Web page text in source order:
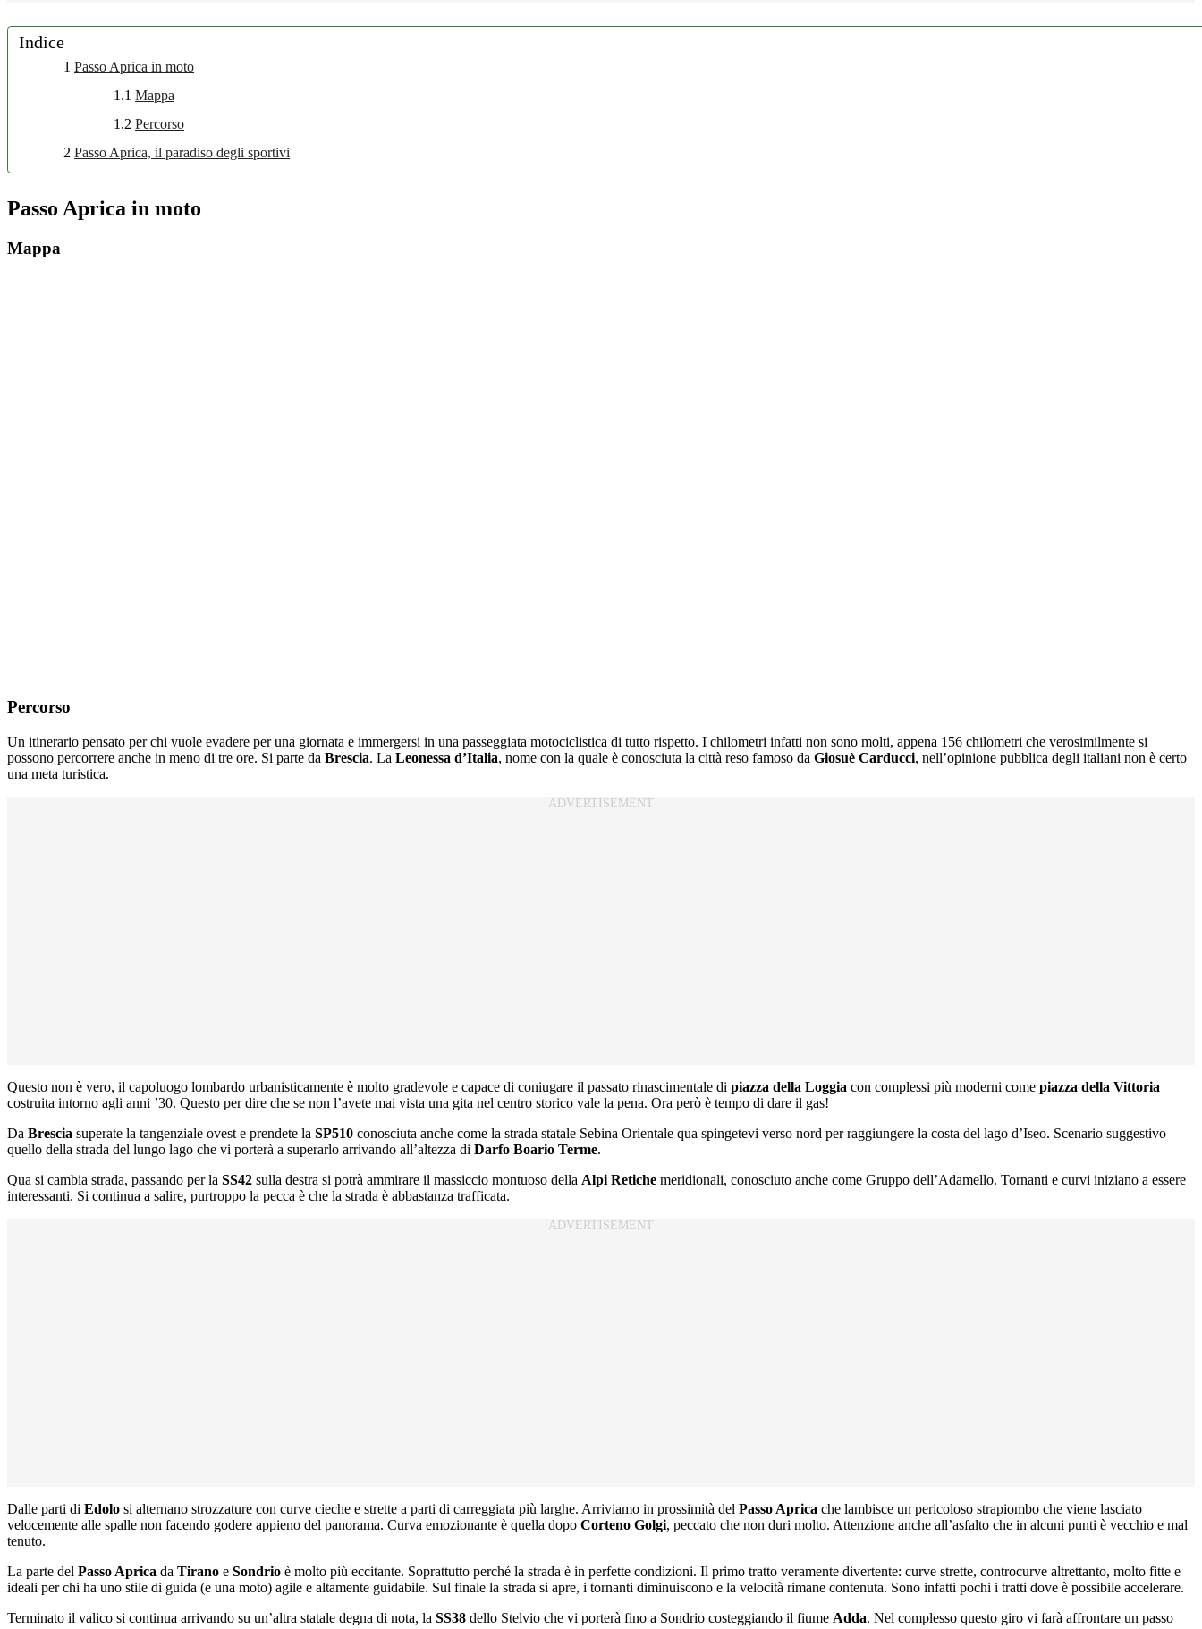
Indice
1 Passo Aprica in moto
1.1 Mappa
1.2 Percorso
2 Passo Aprica, il paradiso degli sportivi
Passo Aprica in moto
Mappa
Percorso
Un itinerario pensato per chi vuole evadere per una giornata e immergersi in una passeggiata motociclistica di tutto rispetto. I chilometri infatti non sono molti, appena 156 chilometri che verosimilmente si
possono percorrere anche in meno di tre ore. Si parte da Brescia. La Leonessa d’Italia, nome con la quale è conosciuta la città reso famoso da Giosuè Carducci, nell’opinione pubblica degli italiani non è certo
una meta turistica.
Questo non è vero, il capoluogo lombardo urbanisticamente è molto gradevole e capace di coniugare il passato rinascimentale di piazza della Loggia con complessi più moderni come piazza della Vittoria
costruita intorno agli anni ’30. Questo per dire che se non l’avete mai vista una gita nel centro storico vale la pena. Ora però è tempo di dare il gas!
Da Brescia superate la tangenziale ovest e prendete la SP510 conosciuta anche come la strada statale Sebina Orientale qua spingetevi verso nord per raggiungere la costa del lago d’Iseo. Scenario suggestivo
quello della strada del lungo lago che vi porterà a superarlo arrivando all’altezza di Darfo Boario Terme.
Qua si cambia strada, passando per la SS42 sulla destra si potrà ammirare il massiccio montuoso della Alpi Retiche meridionali, conosciuto anche come Gruppo dell’Adamello. Tornanti e curvi iniziano a essere
interessanti. Si continua a salire, purtroppo la pecca è che la strada è abbastanza trafficata.
Dalle parti di Edolo si alternano strozzature con curve cieche e strette a parti di carreggiata più larghe. Arriviamo in prossimità del Passo Aprica che lambisce un pericoloso strapiombo che viene lasciato
velocemente alle spalle non facendo godere appieno del panorama. Curva emozionante è quella dopo Corteno Golgi, peccato che non duri molto. Attenzione anche all’asfalto che in alcuni punti è vecchio e mal
tenuto.
La parte del Passo Aprica da Tirano e Sondrio è molto più eccitante. Soprattutto perché la strada è in perfette condizioni. Il primo tratto veramente divertente: curve strette, controcurve altrettanto, molto fitte e
ideali per chi ha uno stile di guida (e una moto) agile e altamente guidabile. Sul finale la strada si apre, i tornanti diminuiscono e la velocità rimane contenuta. Sono infatti pochi i tratti dove è possibile accelerare.
Terminato il valico si continua arrivando su un’altra statale degna di nota, la SS38 dello Stelvio che vi porterà fino a Sondrio costeggiando il fiume Adda. Nel complesso questo giro vi farà affrontare un passo